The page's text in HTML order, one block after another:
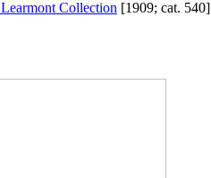
Collection [1909; cat. 540]